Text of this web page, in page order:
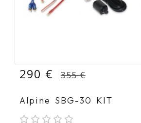
290 € 355 €
Alpine SBG-30 KIT